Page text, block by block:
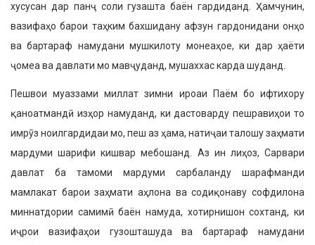
хусусан дар панҷ соли гузашта баён гардиданд. Ҳамчунин,
вазифаҳо барои таҳким бахшидану афзун гардонидани онҳо
ва бартараф намудани мушкилоту моне­аҳое, ки дар ҳаёти
ҷомеа ва давлати мо мавҷуданд, мушаххас карда шуданд.
Пешвои муаззами миллат зимни ироаи Паём бо ифтихору
қаноатмандӣ изҳор намуданд, ки дастоварду пе­шравиҳои то
имрӯз ноилгардидаи мо, пеш аз ҳама, натиҷаи талошу заҳмати
мардуми шарифи кишвар мебошанд. Аз ин лиҳоз, Сарвари
давлат ба тамо­ми мардуми сарбаланду шарафманди
мамлакат барои заҳмати аҳлона ва содиқонаву софдилона
миннатдории самимӣ баён намуда, хотирнишон сохтанд, ки
иҷрои вазифаҳои гузошта­шуда ва бартараф намудани